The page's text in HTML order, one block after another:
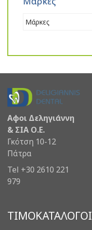
Αφοι Δεληγιάννη
& ΣΙΑ Ο.Ε.
Γκότση 10-12
Πάτρα
Tel +30 2610 221
979
ΤΙΜΟΚΑΤΑΛΟΓΟΙ